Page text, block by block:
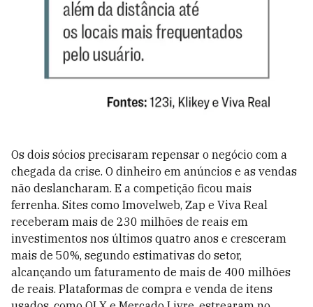
Os dois sócios precisaram repensar o negócio com a
chegada da crise. O dinheiro em anúncios e as vendas
não deslancharam. E a competição ficou mais
ferrenha. Sites como Imovelweb, Zap e Viva Real
receberam mais de 230 milhões de reais em
investimentos nos últimos quatro anos e cresceram
mais de 50%, segundo estimativas do setor,
alcançando um faturamento de mais de 400 milhões
de reais. Plataformas de compra e venda de itens